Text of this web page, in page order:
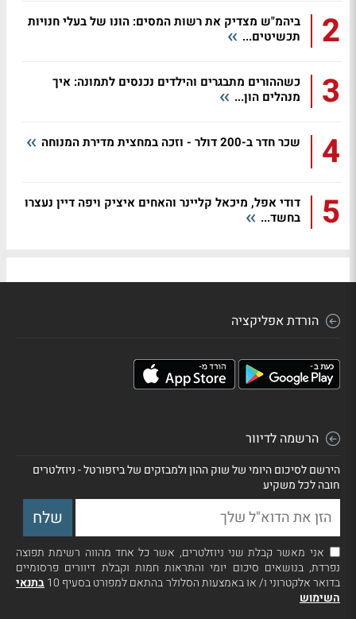
2
ביהמ"ש מצדיק את רשות המסים: הונו של בעלי חנויות
תכשיטים...
3
כשההורים מתבגרים והילדים נכנסים לתמונה: איך
מנהלים הון...
4 שכר חדר ב-200 דולר - וזכה במחצית מדירת המנוחה
5
דודי אפל, מיכאל קליינר והאחים איציק ויפה דיין נעצרו
בחשד...
הורדת אפליקציה
הרשמה לדיוור
הירשם לסיכום היומי של שוק ההון ולמבזקים של ביזפורטל - ניוזלטרים
חובה לכל משקיע
אני מאשר קבלת שני ניוזלטרים, אשר כל אחד מהווה רשימת תפוצה
נפרדת, בנושאים סיכום יומי והתראות חמות וקבלת דיוורים פרסומיים
בדואר אלקטרוני ו/ או באמצעות הסלולר בהתאם למפורט בסעיף 10
בתנאי
השימוש